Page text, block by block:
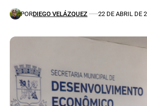
PORDIEGO VELÁZQUEZ 22 DE ABRIL DE